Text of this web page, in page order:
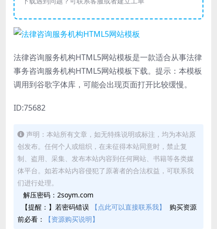
法律咨询服务机构HTML5网站模板是一款适合从事法律
事务咨询服务机构HTML5网站模板下载。提示：本模板
调用到谷歌字体库，可能会出现页面打开比较缓慢。
ID:75682
声明：本站所有文章，如无特殊说明或标注，均为本站原
创发布。任何个人或组织，在未征得本站同意时，禁止复
制、盗用、采集、发布本站内容到任何网站、书籍等各类媒
体平台。如若本站内容侵犯了原著者的合法权益，可联系我
们进行处理。
解压密码：2soym.com
【提醒：】若密码错误
【点此可以直接联系我】
购买资源
前必看：
【资源购买说明】